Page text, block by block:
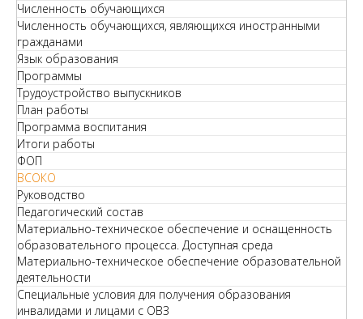
Численность обучающихся
Численность обучающихся, являющихся иностранными
гражданами
Язык образования
Программы
Трудоустройство выпускников
План работы
Программа воспитания
Итоги работы
ФОП
ВСОКО
Руководство
Педагогический состав
Материально-техническое обеспечение и оснащенность
образовательного процесса. Доступная среда
Материально-техническое обеспечение образовательной
деятельности
Специальные условия для получения образования
инвалидами и лицами с ОВЗ